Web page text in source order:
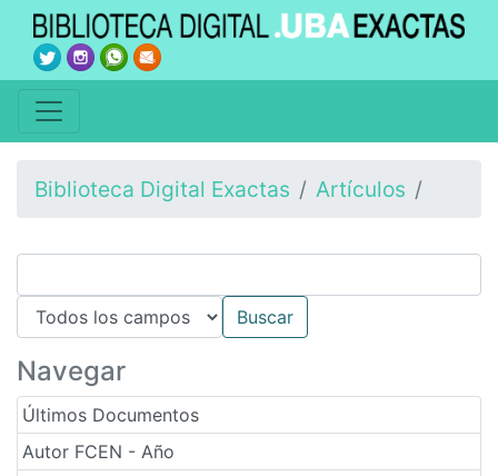
Biblioteca Digital Exactas Artículos
Navegar
Últimos Documentos
Autor FCEN - Año